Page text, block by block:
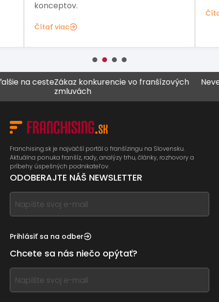
na cesteZákaz konkurencie vo franšízových
zmluvách
Never
Franchising.sk je najväčší portál o franšízingu na Slovensku.
Aktuálna ponuka franšíz, rady, analýzy trhu, články, rozhovory a
príbehy úspešných podnikateľov.
ODOBERAJTE NÁŠ NEWSLETTER
If
you
this,
this
form
field
blank
Prihlásiť sa na odber
Chcete sa nás niečo opýtať?
If
you